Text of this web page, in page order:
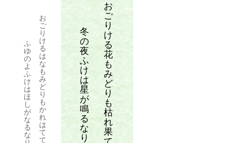
お
ご
り
け
る
花
も
み
ど
り
も
枯
れ
果
冬
の
夜
ふ
け
は
星
が
鳴
る
な
り
お
ご
り
け
る
は
な
も
み
ど
り
も
か
れ
は
て
て
ふ
ゆ
の
よ
ふ
け
は
ほ
し
が
な
る
な